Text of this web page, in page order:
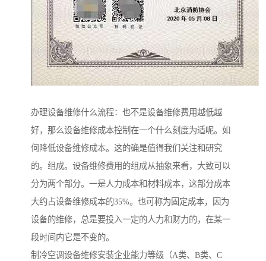
办理设备维修什么流程：也不是设备维修费用越低越
好，那么设备维修成本控制在一个什么刻度为适呢。如
何降低设备维修成本。这的确是值得我们关注和研究
的。组成。设备维修费用的组成从抽象来看，大致可以
分为两个部分。一是人力成本和材料成本，这部分成本
大约占设备维修成本的35%。也可称为固定成本，因为
设备的维修，总是要投入一定的人力和财力的，在某一
段时间内它是不变的。
制冷空调设备维修安装企业能力等级（A类、B类、C